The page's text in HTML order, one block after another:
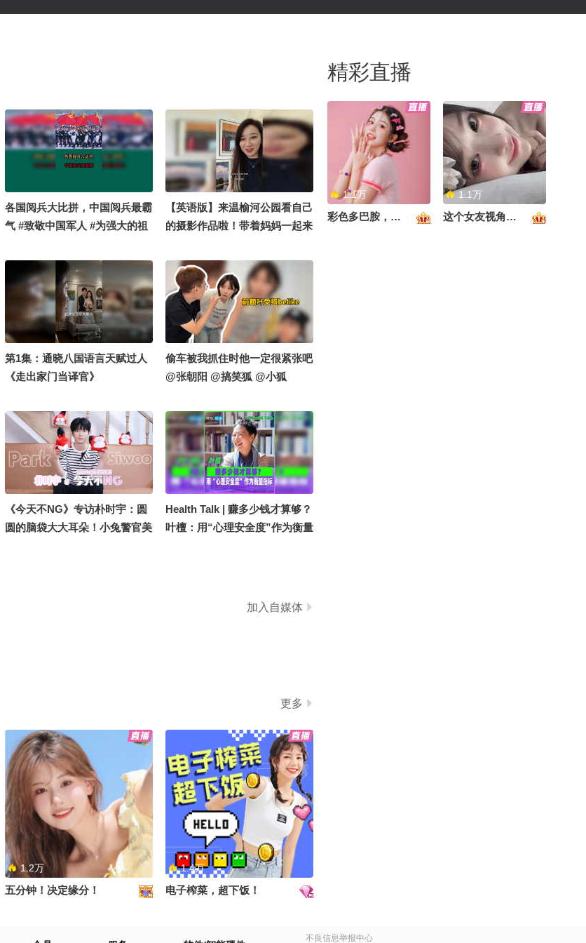
各国阅兵大比拼，中国阅兵最霸
气 #致敬中国军人 #为强大的祖
【英语版】来温榆河公园看自己
的摄影作品啦！带着妈妈一起来
拍英语vlog有一丝丝不好意思呢️️
#关注流十年一刻 #张朝阳的英
语课十周年 #16秒拍什么 @张
朝阳 @阿畅酷酷的 @摄影狐 @
高速公鹿 @我身上有wifi @痘
肤西施 @摸鱼兄弟 @涛姐是女
神 @狐圈圈 @知识狐 @成长狐
第1集：通晓八国语言天赋过人
《走出家门当译官》
偷车被我抓住时他一定很紧张吧
@张朝阳 @搞笑狐 @小狐
《今天不NG》专访朴时宇：圆
圆的脑袋大大耳朵！小兔警官美
Health Talk | 赚多少钱才算够？
叶檀：用“心理安全度”作为衡量
加入自媒体
更多
1.2万
五分钟！决定缘分！
1.4万
电子榨菜，超下饭！
精彩直播
1.1万
彩色多巴胺，甜到心里啦！
1.1万
这个女友视角好治愈~
不良信息举报中心